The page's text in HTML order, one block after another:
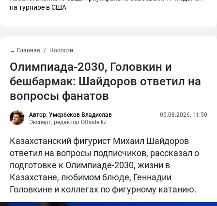
на турнире в США
← Главная Новости
Олимпиада-2030, Головкин и
бешбармак: Шайдоров ответил на
вопросы фанатов
Автор: Умербеков Владислав
Эксперт, редактор Offside.kz
05.08.2026, 11:50
Казахстанский фигурист Михаил Шайдоров
ответил на вопросы подписчиков, рассказал о
подготовке к Олимпиаде-2030, жизни в
Казахстане, любимом блюде, Геннадии
Головкине и коллегах по фигурному катанию.